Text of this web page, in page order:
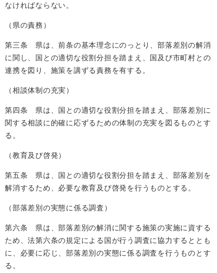
なければならない。
（県の責務）
第三条 県は、前条の基本理念にのっとり、部落差別の解消
に関し、国との適切な役割分担を踏まえ、国及び市町村との
連携を図り、施策を講ずる責務を有する。
（相談体制の充実）
第四条 県は、国との適切な役割分担を踏まえ、部落差別に
関する相談に的確に応ずるための体制の充実を図るものとす
る。
（教育及び啓発）
第五条 県は、国との適切な役割分担を踏まえ、部落差別を
解消するため、必要な教育及び啓発を行うものとする。
（部落差別の実態に係る調査）
第六条 県は、部落差別の解消に関する施策の実施に資する
ため、法第六条の規定による国が行う調査に協力するととも
に、必要に応じ、部落差別の実態に係る調査を行うものとす
る。